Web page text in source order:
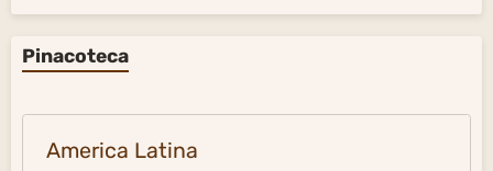
Pinacoteca
America Latina